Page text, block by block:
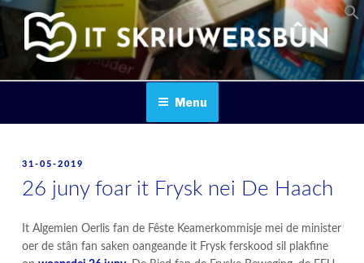
Skip
content
IT SKRIUWERSBOUN
Menu
POSTED
31-05-2019
26 juny foar it Frysk nei De Haach
It Algemien Oerlis fan de Fêste Keamerkommisje mei de minister
oer de stân fan saken oangeande it Frysk ferskood sil plakfine